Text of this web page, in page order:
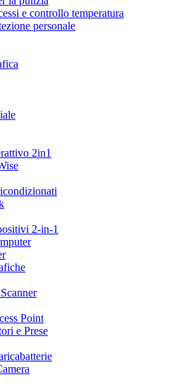
e controllo temperatura
personale
2in1
2-in-1
Point
e Prese